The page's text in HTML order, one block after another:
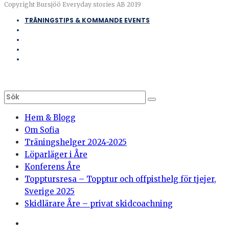
Copyright Bursjöö Everyday stories AB 2019
TRÄNINGSTIPS & KOMMANDE EVENTS
Hem & Blogg
Om Sofia
Träningshelger 2024-2025
Löparläger i Åre
Konferens Åre
Topptursresa – Topptur och offpisthelg för tjejer,
Sverige 2025
Skidlärare Åre – privat skidcoachning